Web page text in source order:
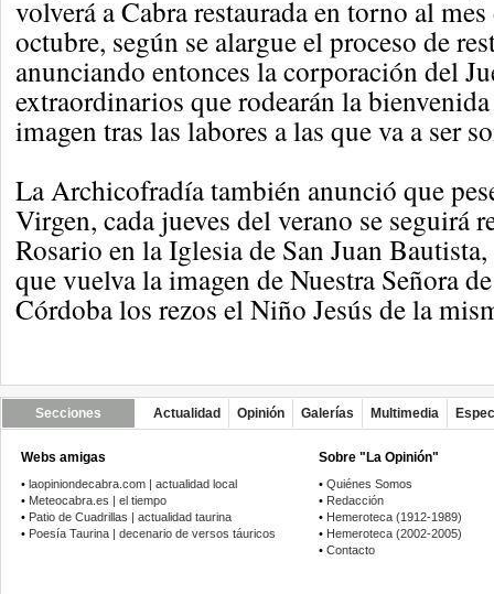
volverá a Cabra restaurada en torno al
octubre, según se alargue el proceso de
anunciando entonces la corporación del
extraordinarios que rodearán la
imagen tras las labores a las que va a ser
La Archicofradía también anunció que
Virgen, cada jueves del verano se seguirá
Rosario en la Iglesia de San Juan
que vuelva la imagen de Nuestra Señora
Córdoba los rezos el Niño Jesús de la
Secciones Actualidad Opinión Galerías Multimedia
Webs amigas
• laopiniondecabra.com | actualidad local
• Meteocabra.es | el tiempo
• Patio de Cuadrillas | actualidad taurina
• Poesía Taurina | decenario de versos táuricos
Sobre "La Opinión"
• Quiénes Somos
• Redacción
• Hemeroteca (1912-1989)
• Hemeroteca (2002-2005)
• Contacto